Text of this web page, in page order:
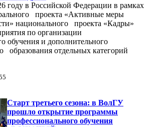
году в Российской Федерации в рамках
проекта «Активные меры
национального проекта «Кадры»
по организации
обучения и дополнительного
образования отдельных категорий
Старт третьего сезона: в ВолГУ
прошло открытие программы
профессионального обучения